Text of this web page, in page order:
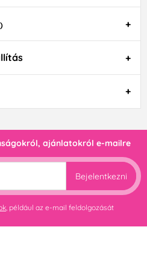
ajánlatokról e-mailre
Bejelentkezni
, például az e-mail feldolgozását